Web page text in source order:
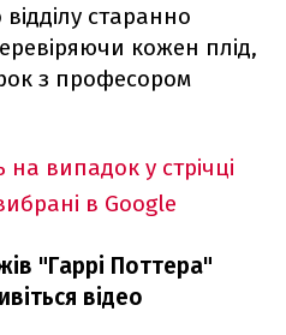
старанно
кожен плід,
з професором
випадок у стрічці
в Google
"Гаррі Поттера"
відео